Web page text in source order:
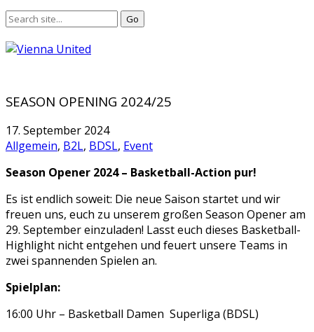
SEASON OPENING 2024/25
17. September 2024
Allgemein, B2L, BDSL, Event
Season Opener 2024 – Basketball-Action pur!
Es ist endlich soweit: Die neue Saison startet und wir
freuen uns, euch zu unserem großen Season Opener am
29. September einzuladen! Lasst euch dieses Basketball-
Highlight nicht entgehen und feuert unsere Teams in
zwei spannenden Spielen an.
Spielplan:
16:00 Uhr – Basketball Damen Superliga (BDSL)